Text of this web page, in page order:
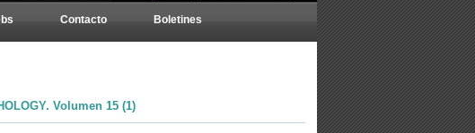
Contacto Boletines
Volumen 15 (1)